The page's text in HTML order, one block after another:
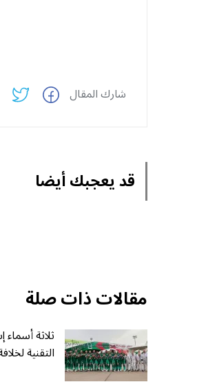
شارك المقال
قد يعجبك أيضا
مقالات ذات صلة
ثلاثة أسماء
التقنية